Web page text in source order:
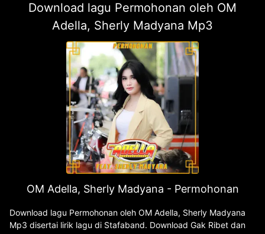
Download lagu Permohonan oleh OM
Adella, Sherly Madyana Mp3
OM Adella, Sherly Madyana - Permohonan
Download lagu Permohonan oleh OM Adella, Sherly Madyana
Mp3 disertai lirik lagu di Stafaband. Download Gak Ribet dan